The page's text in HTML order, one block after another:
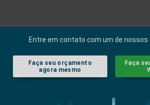
Entre em contato com um de
Faça seu orçamento
agora mesmo
Faça